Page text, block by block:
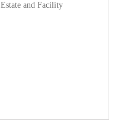
and Facility